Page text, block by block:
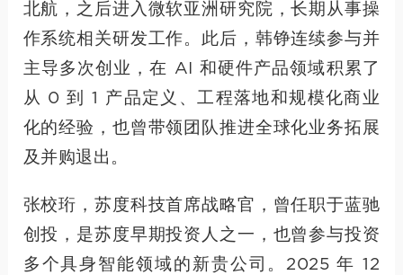
北航，之后进入微软亚洲研究院，长期从事操
作系统相关研发工作。此后，韩铮连续参与并
主导多次创业，在 AI 和硬件产品领域积累了
从 0 到 1 产品定义、工程落地和规模化商业
化的经验，也曾带领团队推进全球化业务拓展
及并购退出。
张校珩，苏度科技首席战略官，曾任职于蓝驰
创投，是苏度早期投资人之一，也曾参与投资
多个具身智能领域的新贵公司。2025 年 12